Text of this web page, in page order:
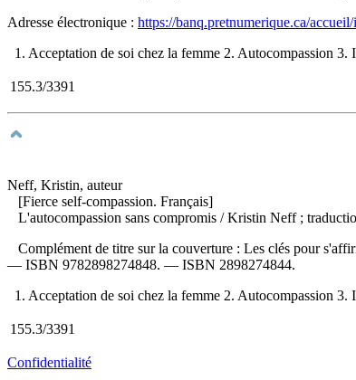
Adresse électronique : https://banq.pretnumerique.ca/
1. Acceptation de soi chez la femme 2. Autocompassion
155.3/3391
Neff, Kristin, auteur
[Fierce self-compassion. Français]
L'autocompassion sans compromis / Kristin Neff ;
Complément de titre sur la couverture : Les clés pour
— ISBN 9782898274848. — ISBN 2898274844.
1. Acceptation de soi chez la femme 2. Autocompassion
155.3/3391
Confidentialité